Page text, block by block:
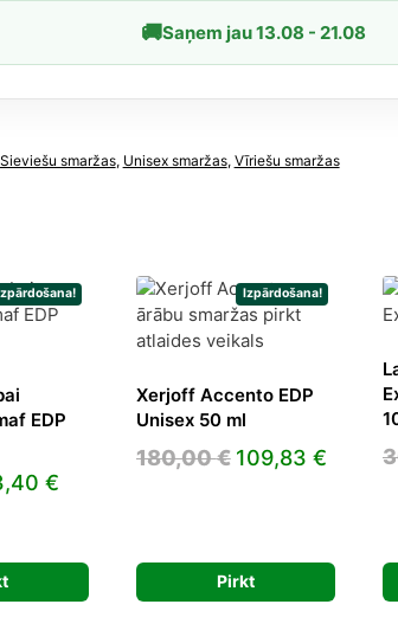
🚚Saņem jau 13.08 - 21.08
Sieviešu smaržas, Unisex smaržas, Vīriešu smaržas
EDP
€.
€Current
Izpārdošana!
Xerjoff Accento EDP
Unisex 50 ml
180,00€ Original
109,83 €
Pirkt